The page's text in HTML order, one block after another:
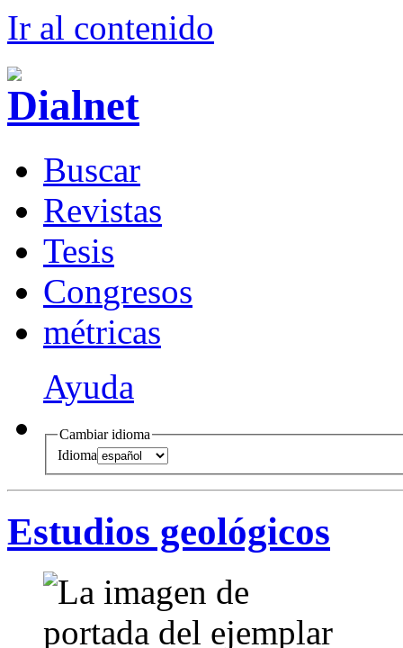
Ir al contenido
Buscar
Revistas
Tesis
Congresos
métricas
Ayuda
Cambiar idioma
Idioma
Estudios geológicos